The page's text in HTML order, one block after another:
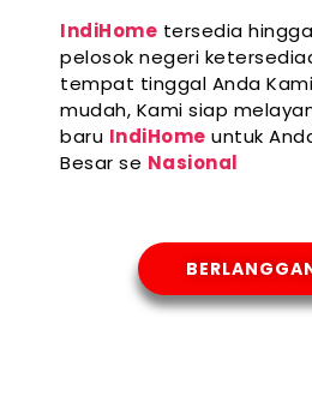
IndiHome tersedia hingga
pelosok negeri
tempat tinggal Anda
mudah, Kami siap
baru IndiHome untuk
Besar se Nasional